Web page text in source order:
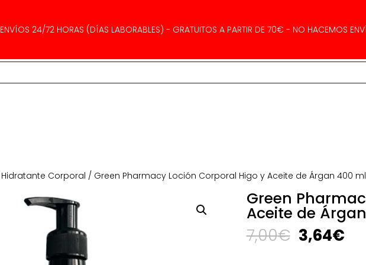
ENVÍOS 24/72 HORAS (DÍAS LABORABLES) - GRATUITOS A PARTIR DE 70€ - NO HACEMOS
Hidratante Corporal / Green Pharmacy Loción Corporal Higo y Aceite de Árgan 400 ml
Green
Aceite de
7,00€ El
precio
3,64€El